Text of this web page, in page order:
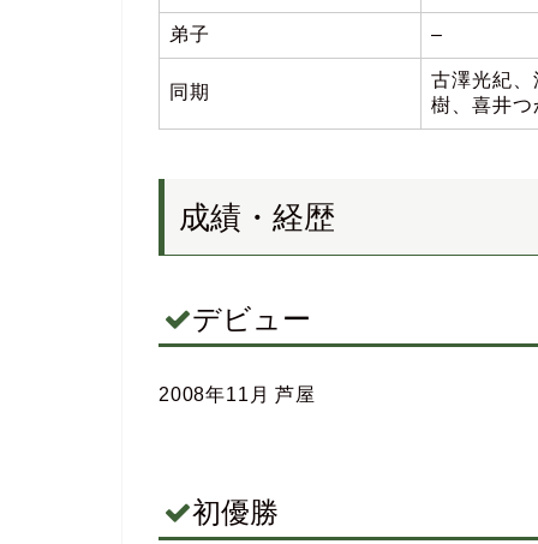
弟子 –
同期
古澤光紀
樹、喜井つ
成績・経歴
デビュー
2008年11月 芦屋
初優勝